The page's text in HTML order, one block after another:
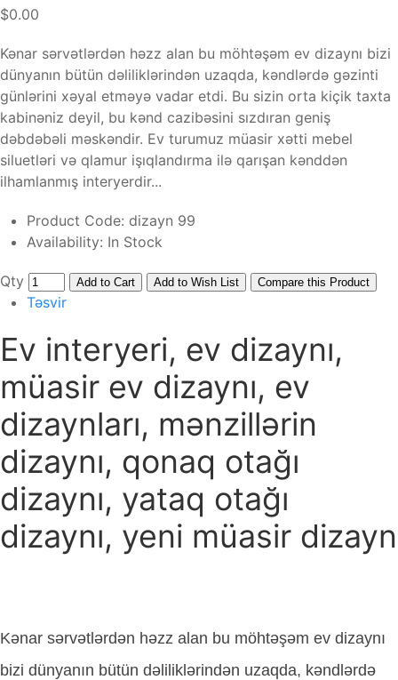
$0.00
Kənar sərvətlərdən həzz alan bu möhtəşəm ev dizaynı bizi
dünyanın bütün dəliliklərindən uzaqda, kəndlərdə gəzinti
günlərini xəyal etməyə vadar etdi. Bu sizin orta kiçik taxta
kabinəniz deyil, bu kənd cazibəsini sızdıran geniş
dəbdəbəli məskəndir. Ev turumuz müasir xətti mebel
siluetləri və qlamur işıqlandırma ilə qarışan kənddən
ilhamlanmış interyerdir...
Product Code: dizayn 99
Availability: In Stock
Qty Add to Cart Add to Wish List Compare this Product
Təsvir
Ev interyeri, ev dizaynı,
müasir ev dizaynı, ev
dizaynları, mənzillərin
dizaynı, qonaq otağı
dizaynı, yataq otağı
dizaynı, yeni müasir dizayn
Kənar sərvətlərdən həzz alan bu möhtəşəm ev dizaynı
bizi dünyanın bütün dəliliklərindən uzaqda, kəndlərdə